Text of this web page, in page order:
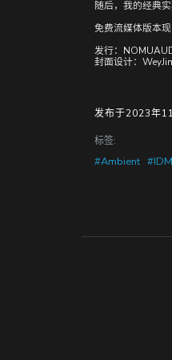
随后，我的经典
免费流媒体版本
发行：
封面设计：
发布于2023年
标签:
#Ambient #IDM